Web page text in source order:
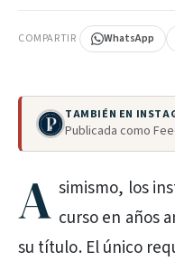
COMPARTIR WhatsApp
TAMBIÉN EN
Publicada como
A simismo, los
curso en años
su título. El único